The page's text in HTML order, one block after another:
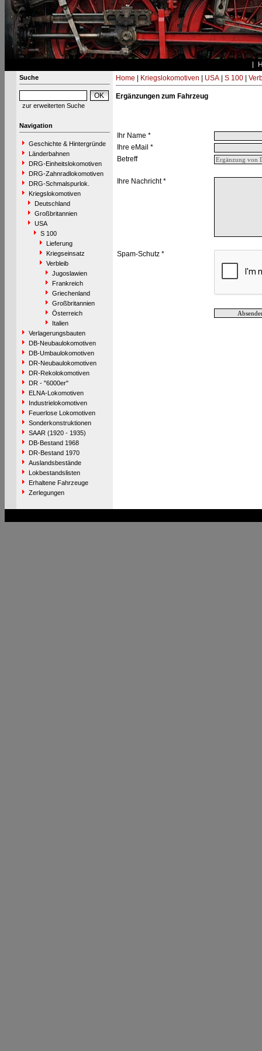
Suche
zur erweiterten Suche
Navigation
Geschichte & Hintergründe
Länderbahnen
DRG-Einheitslokomotiven
DRG-Zahnradlokomotiven
DRG-Schmalspurlok.
Kriegslokomotiven
Deutschland
Großbritannien
USA
S 100
Lieferung
Kriegseinsatz
Verbleib
Jugoslawien
Frankreich
Griechenland
Großbritannien
Österreich
Italien
Verlagerungsbauten
DB-Neubaulokomotiven
DB-Umbaulokomotiven
DR-Neubaulokomotiven
DR-Rekolokomotiven
DR - "6000er"
ELNA-Lokomotiven
Industrielokomotiven
Feuerlose Lokomotiven
Sonderkonstruktionen
SAAR (1920 - 1935)
DB-Bestand 1968
DR-Bestand 1970
Auslandsbestände
Lokbestandslisten
Erhaltene Fahrzeuge
Zerlegungen
Home Kriegslokomotiven USA| S 100|
Ergänzungen zum Fahrzeug
Ihr Name *
Ihre eMail *
Betreff
Ihre Nachricht *
Spam-Schutz *